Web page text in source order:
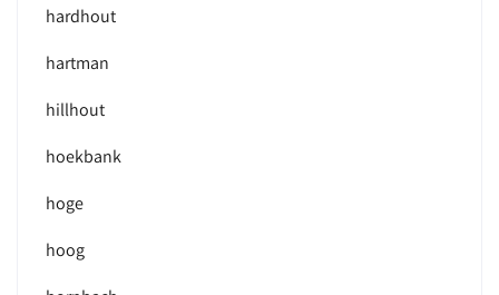
hardhout
hartman
hillhout
hoekbank
hoge
hoog